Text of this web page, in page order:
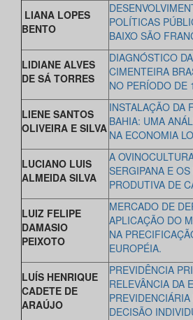
LIANA LOPES
BENTO
POLÍTICAS
BAIXO SÃO
LIDIANE ALVES
DE SÁ TORRES
DIAGNÓSTICO
CIMENTEIRA
NO PERÍODO DE
LIENE SANTOS
OLIVEIRA E SILVA
INSTALAÇÃO DA
BAHIA: UMA
NA ECONOMIA
LUCIANO LUIS
ALMEIDA SILVA
A
SERGIPANA E
PRODUTIVA DE
LUIZ FELIPE
DAMASIO
PEIXOTO
MERCADO DE
APLICAÇÃO DO
NA
EUROPÉIA.
LUÍS HENRIQUE
CADETE DE
ARAÚJO
PREVIDÊNCIA
RELEVÂNCIA DA
DECISÃO